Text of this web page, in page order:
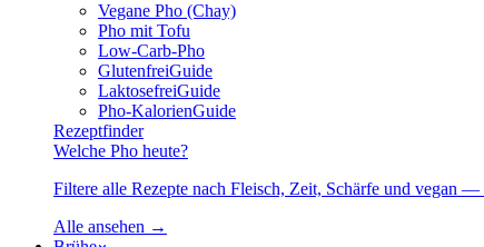
Vegane Pho (Chay)
Pho mit Tofu
Low-Carb-Pho
GlutenfreiGuide
LaktosefreiGuide
Pho-KalorienGuide
Rezeptfinder
Welche Pho heute?
Filtere alle Rezepte nach Fleisch, Zeit, Schärfe und vegan
Alle ansehen →